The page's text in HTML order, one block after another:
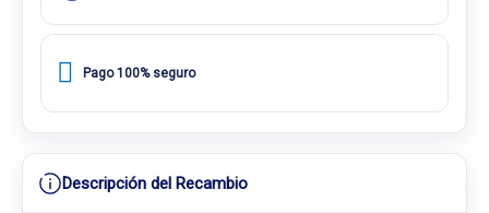
Pago 100% seguro
Descripción del Recambio